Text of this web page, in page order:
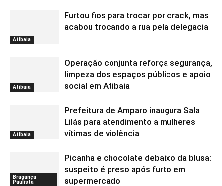
Atibaia
Furtou fios para trocar por crack, mas
acabou trocando a rua pela delegacia
Atibaia
Operação conjunta reforça segurança,
limpeza dos espaços públicos e apoio
social em Atibaia
Atibaia
Prefeitura de Amparo inaugura Sala
Lilás para atendimento a mulheres
vítimas de violência
Bragança
Paulista
Picanha e chocolate debaixo da blusa:
suspeito é preso após furto em
supermercado